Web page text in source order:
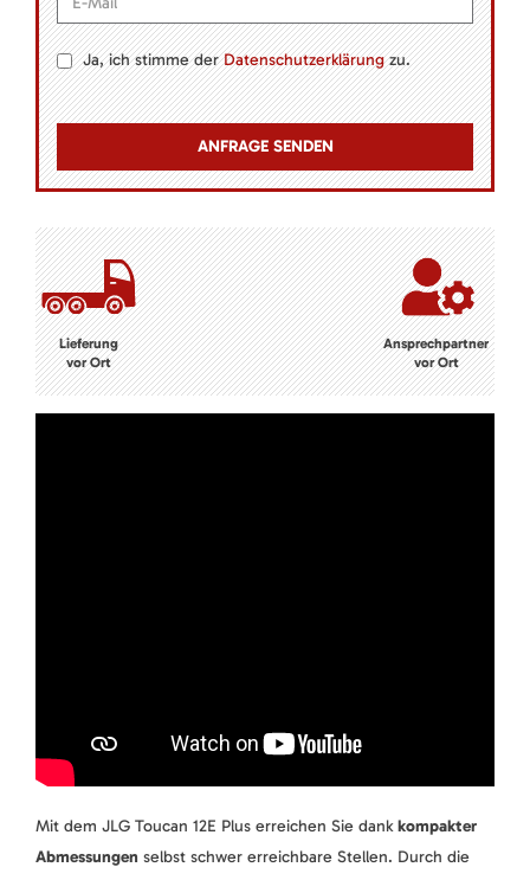
Ja, ich stimme derDatenschutzerklärungzu.
Lieferung
vor Ort
Ansprechpartner
vor Ort
Mit dem JLG Toucan 12E Plus erreichen Sie dankkompakter
Abmessungen selbst schwer erreichbare Stellen. Durch die